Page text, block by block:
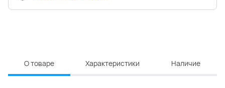
О товаре Характеристики Наличие